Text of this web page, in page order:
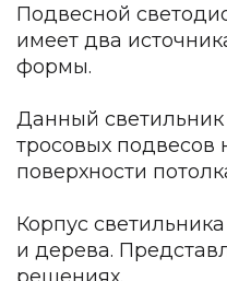
Все коллекции мебели
Подбор, производство и
По типу
Для кухни
Зеркала
Вентиляторы
Ковры
Подвесной
имеет два
формы.
Данный
тросовых подвесов
поверхности
Корпус
и дерева.
решениях.